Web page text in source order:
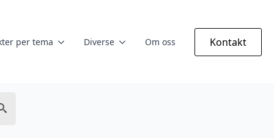
per tema Diverse Om oss Kontakt